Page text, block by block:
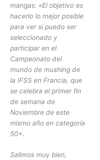
mangas: «El objetivo es
hacerlo lo mejor posible
para ver si puedo ser
seleccionado y
participar en el
Campeonato del
mundo de mushing de
la IFSS en Francia, que
se celebra el primer fin
de semana de
Noviembre de este
mismo año en categoría
50+.
Salimos muy bien,